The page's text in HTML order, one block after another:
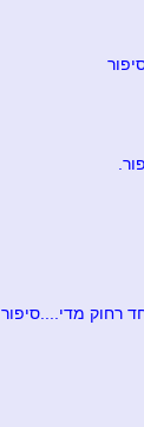
רחוק מדי....סיפור